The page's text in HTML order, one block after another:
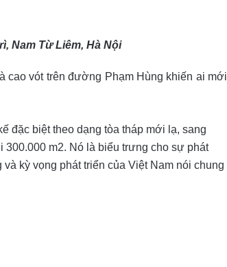
Nam Từ Liêm, Hà Nội
cao vót trên đường Phạm Hùng khiến ai mới
đặc biệt theo dạng tòa tháp mới lạ, sang
m2. Nó là biểu trưng cho sự phát
kỳ vọng phát triển của Việt Nam nói chung